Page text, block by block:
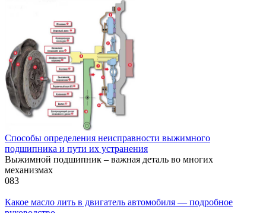
Способы определения неисправности выжимного
подшипника и пути их устранения
Выжимной подшипник – важная деталь во многих
механизмах
083
Какое масло лить в двигатель автомобиля — подробное